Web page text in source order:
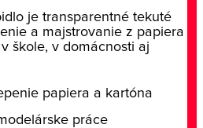
je transparentné tekuté
a majstrovanie z papiera
škole, v domácnosti aj
papiera a kartóna
práce